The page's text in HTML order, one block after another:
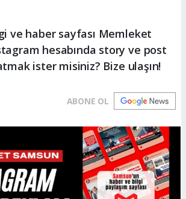
ve haber sayfası Memleket
hesabında story ve post
ister misiniz? Bize ulaşın!
ABONE OL